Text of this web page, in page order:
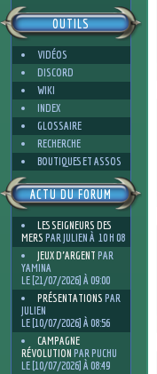
OUTILS
VIDÉOS
DISCORD
WIKI
INDEX
GLOSSAIRE
RECHERCHE
BOUTIQUES ET ASSOS
ACTU DU FORUM
LES SEIGNEURS DES
MERS PAR JULIEN À 10 H 08
JEUX D'ARGENT PAR
YAMINA
LE [21/07/2026] À 09:00
PRÉSENTATIONS PAR
JULIEN
LE [10/07/2026] À 08:56
CAMPAGNE
RÉVOLUTION PAR PUCHU
LE [10/07/2026] À 08:49